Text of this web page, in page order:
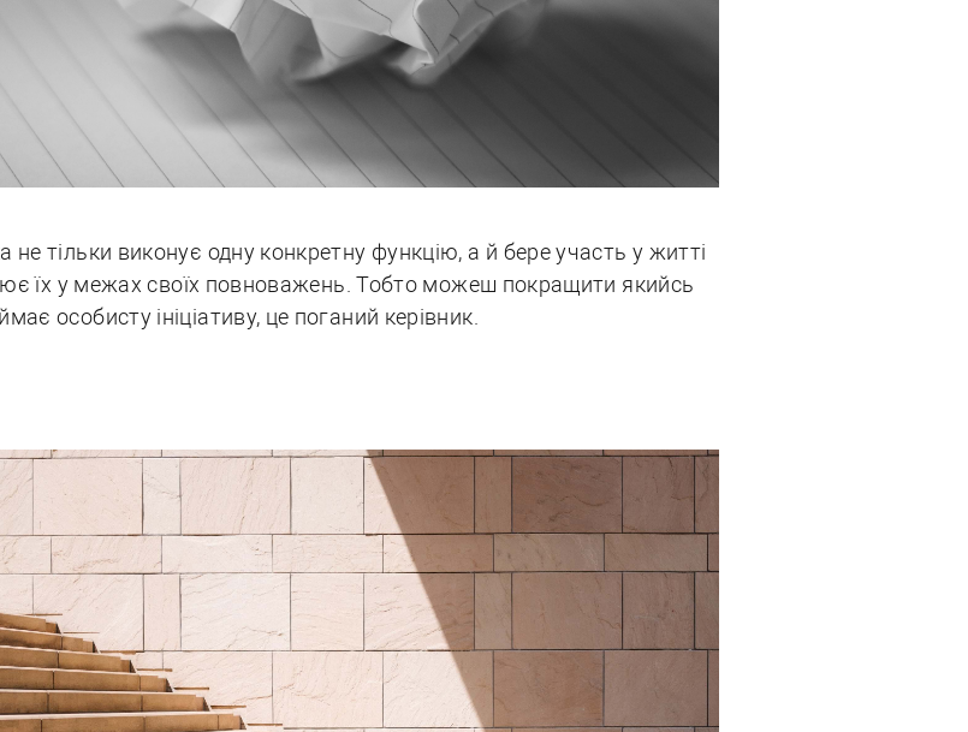
тільки виконує одну конкретну функцію, а й бере участь у житті
їх у межах своїх повноважень. Тобто можеш покращити якийсь
особисту ініціативу, це поганий керівник.